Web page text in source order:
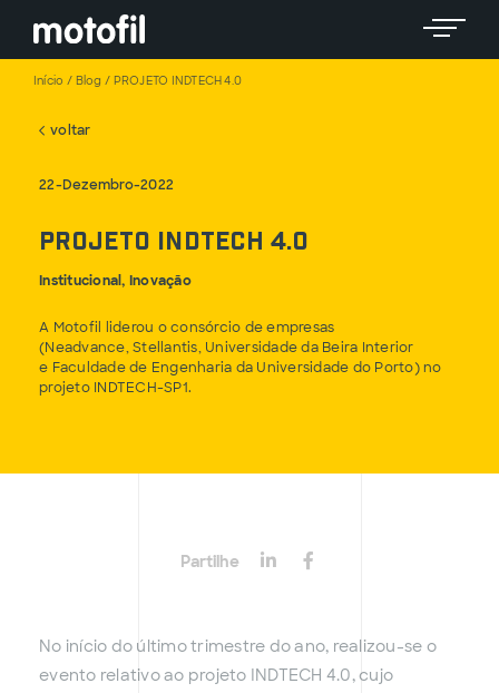
Início / Blog / PROJETO INDTECH 4.0
voltar
22-Dezembro-2022
PROJETO INDTECH 4.0
Institucional, Inovação
A Motofil liderou o consórcio de empresas
(Neadvance, Stellantis, Universidade da Beira Interior
e Faculdade de Engenharia da Universidade do Porto) no
projeto INDTECH-SP1.
Partilhe
No início do último trimestre do ano, realizou-se o
evento relativo ao projeto INDTECH 4.0, cujo